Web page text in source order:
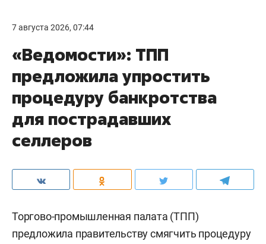
7 августа 2026, 07:44
«Ведомости»: ТПП
предложила упростить
процедуру банкротства
для пострадавших
селлеров
Торгово-промышленная палата (ТПП)
предложила правительству смягчить процедуру